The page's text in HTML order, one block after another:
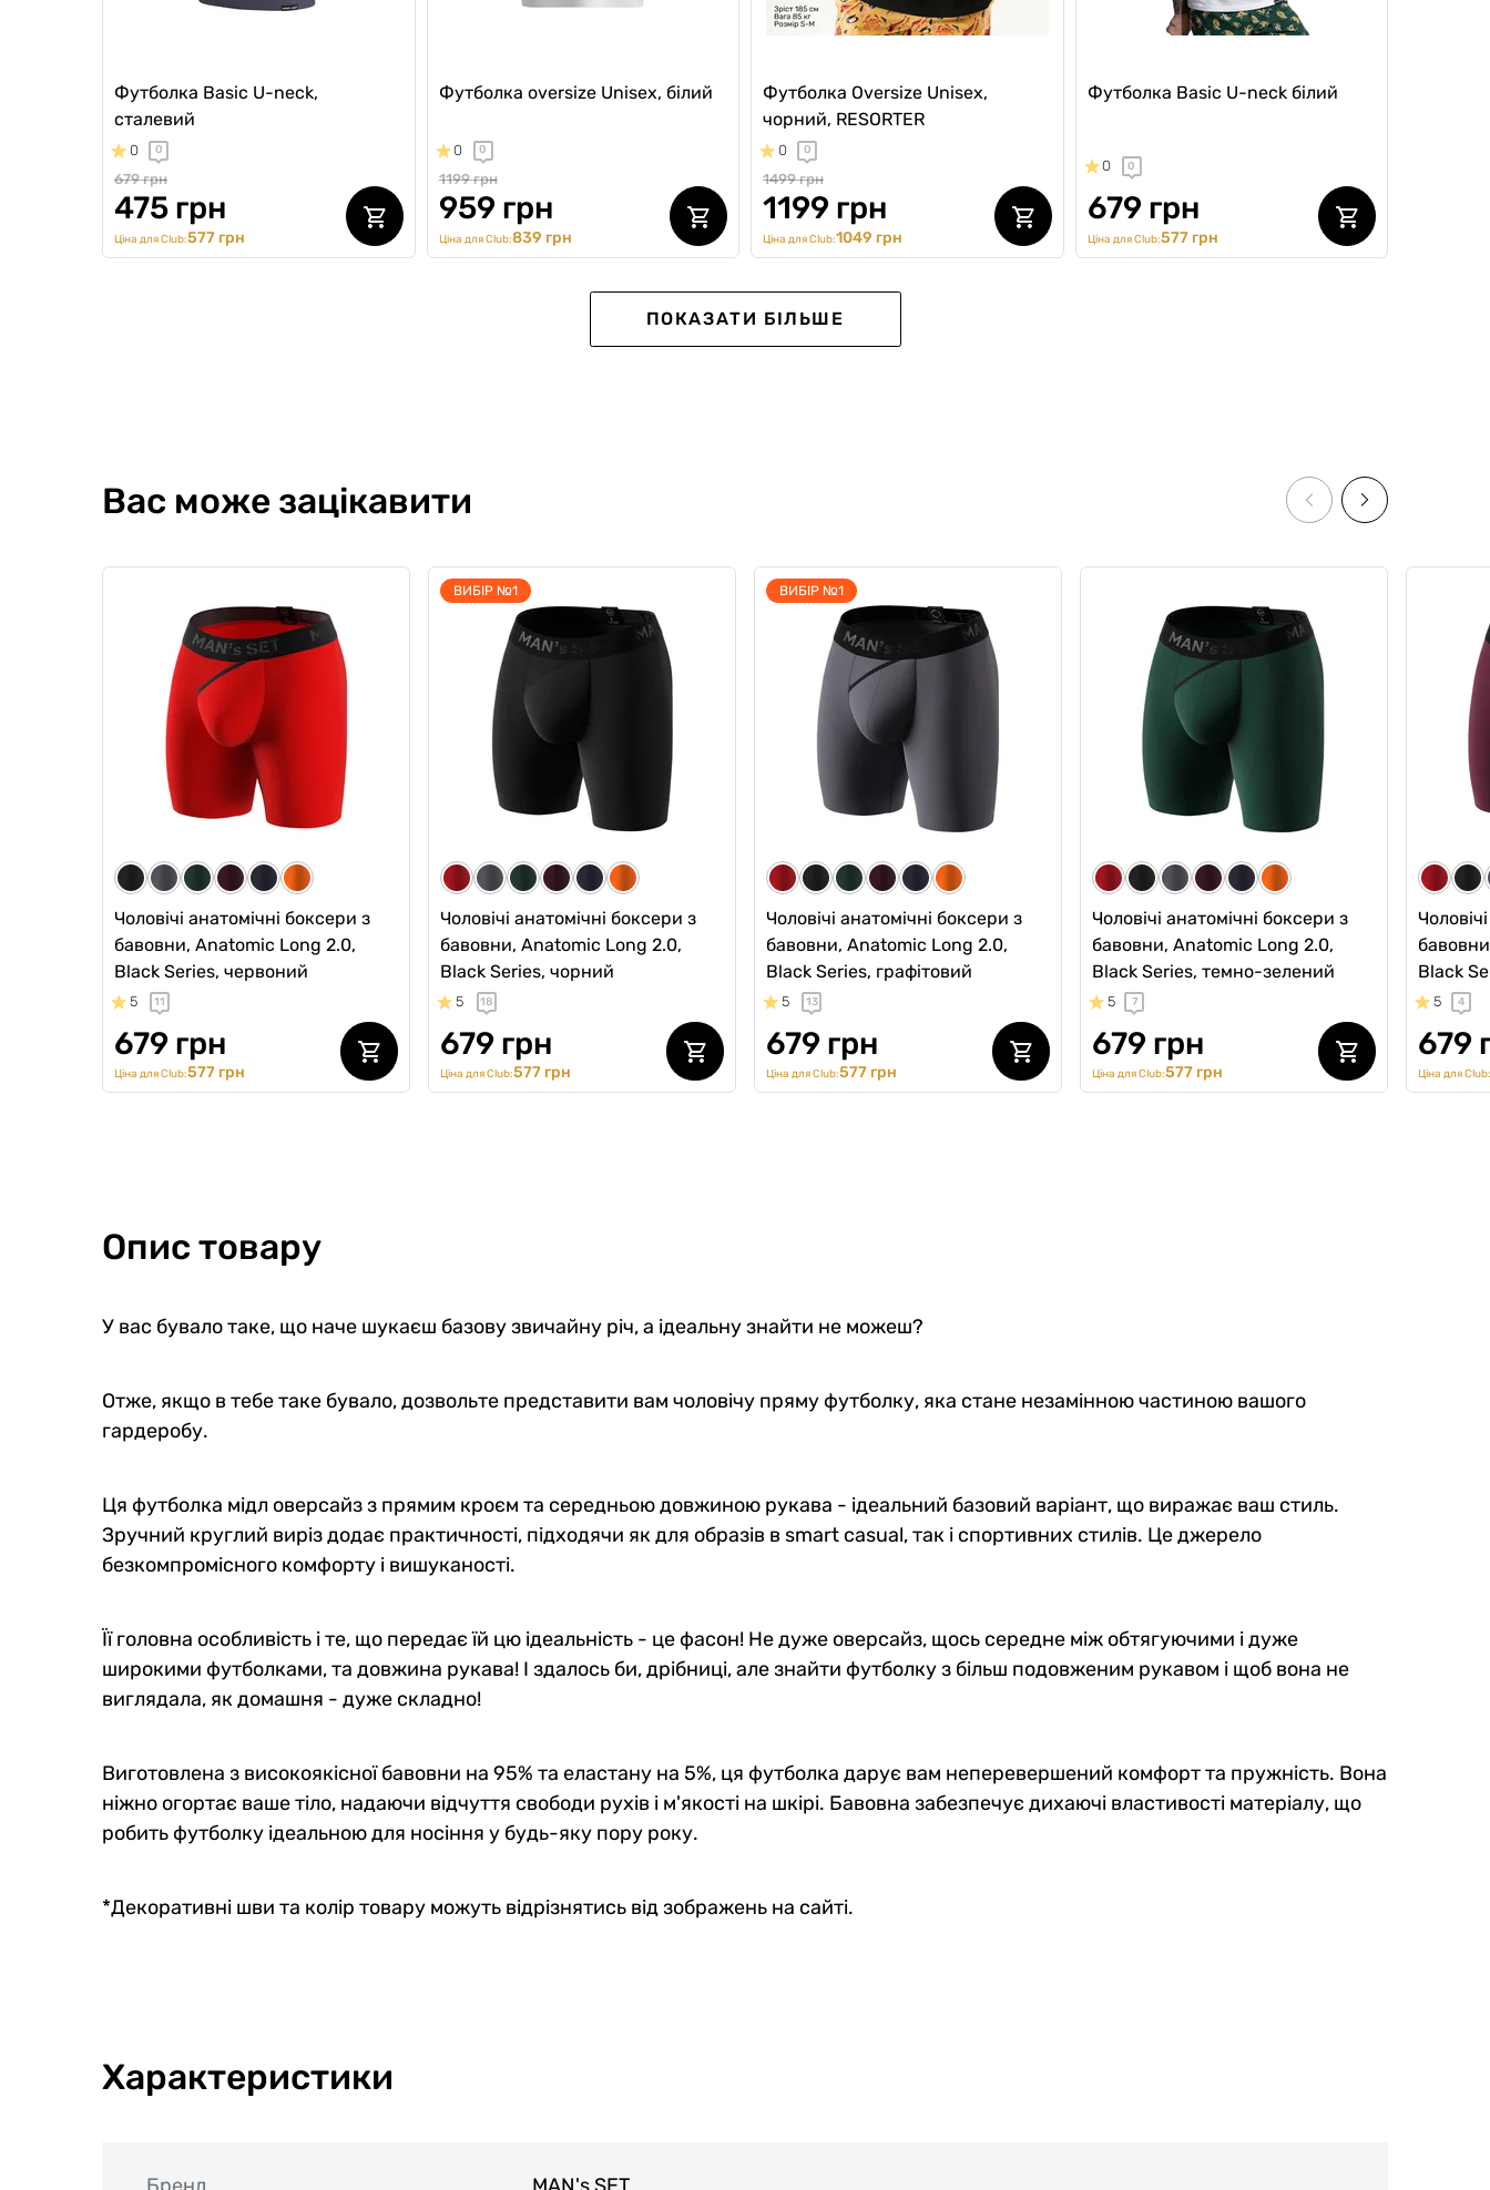
Футболка Basic U-neck,
сталевий
0 0
679 грн
475 грн
Ціна для Club:577 грн
Футболка oversize Unisex, білий
0 0
1199 грн
959 грн
Ціна для Club:839 грн
Футболка Oversize Unisex,
чорний, RESORTER
0 0
1499 грн
1199 грн
Ціна для Club:1049 грн
Футболка Basic U-neck білий
0 0
679 грн
Ціна для Club:577 грн
Футболка oversize fit U-neck,
капучіно
859 грн
730 грн
Футболка Oversize Unisex, білий,
Cream Summer
1499 грн
1199 грн
Ціна для Club:
Футболка спідня (100% cotton),
499 грн
424 грн
Футболка Basic V-neck, чорний
577 грн
509 грн
ПОКАЗАТИ БІЛЬШЕ
Вас може зацікавити
Чоловічі анатомічні боксери з
бавовни, Anatomic Long 2.0,
Black Series, червоний
5 11
679 грн
Ціна для Club:577 грн
ВИБІР №1
Чоловічі анатомічні боксери з
бавовни, Anatomic Long 2.0,
Black Series, чорний
5 18
679 грн
Ціна для Club:577 грн
ВИБІР №1
Чоловічі анатомічні боксери з
бавовни, Anatomic Long 2.0,
Black Series, графітовий
5 13
679 грн
Ціна для Club:577 грн
Чоловічі анатомічні боксери з
бавовни, Anatomic Long 2.0,
Black Series, темно-зелений
5 7
679 грн
Ціна для Club:577 грн
Black
5 4
679
Ціна для Club:
Опис товару
У вас бувало таке, що наче шукаєш базову звичайну річ, а ідеальну знайти не можеш?
Отже, якщо в тебе таке бувало, дозвольте представити вам чоловічу пряму футболку, яка стане незамінною частиною вашого
гардеробу.
Ця футболка мідл оверсайз з прямим кроєм та середньою довжиною рукава - ідеальний базовий варіант, що виражає ваш стиль.
Зручний круглий виріз додає практичності, підходячи як для образів в smart casual, так і спортивних стилів. Це джерело
безкомпромісного комфорту і вишуканості.
Її головна особливість і те, що передає їй цю ідеальність - це фасон! Не дуже оверсайз, щось середне між обтягуючими і дуже
широкими футболками, та довжина рукава! І здалось би, дрібниці, але знайти футболку з більш подовженим рукавом і щоб вона не
виглядала, як домашня - дуже складно!
Виготовлена з високоякісної бавовни на 95% та еластану на 5%, ця футболка дарує вам неперевершений комфорт та пружність. Вона
ніжно огортає ваше тіло, надаючи відчуття свободи рухів і м'якості на шкірі. Бавовна забезпечує дихаючі властивості матеріалу, що
робить футболку ідеальною для носіння у будь-яку пору року.
*Декоративні шви та колір товару можуть відрізнятись від зображень на сайті.
Характеристики